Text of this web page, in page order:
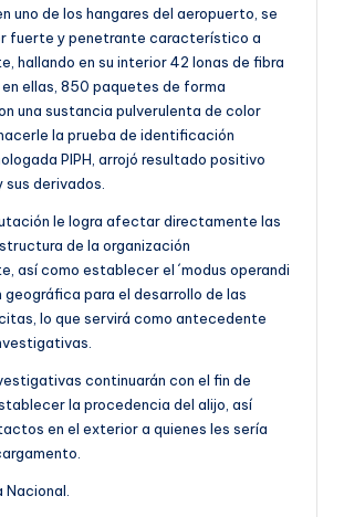
uno de los hangares del aeropuerto, se
fuerte y penetrante característico a
hallando en su interior 42 lonas de fibra
ellas, 850 paquetes de forma
una sustancia pulverulenta de color
la prueba de identificación
PIPH, arrojó resultado positivo
derivados.
le logra afectar directamente las
de la organización
así como establecer el ´modus operandi
geográfica para el desarrollo de las
lo que servirá como antecedente
continuarán con el fin de
la procedencia del alijo, así
en el exterior a quienes les sería
Nacional.